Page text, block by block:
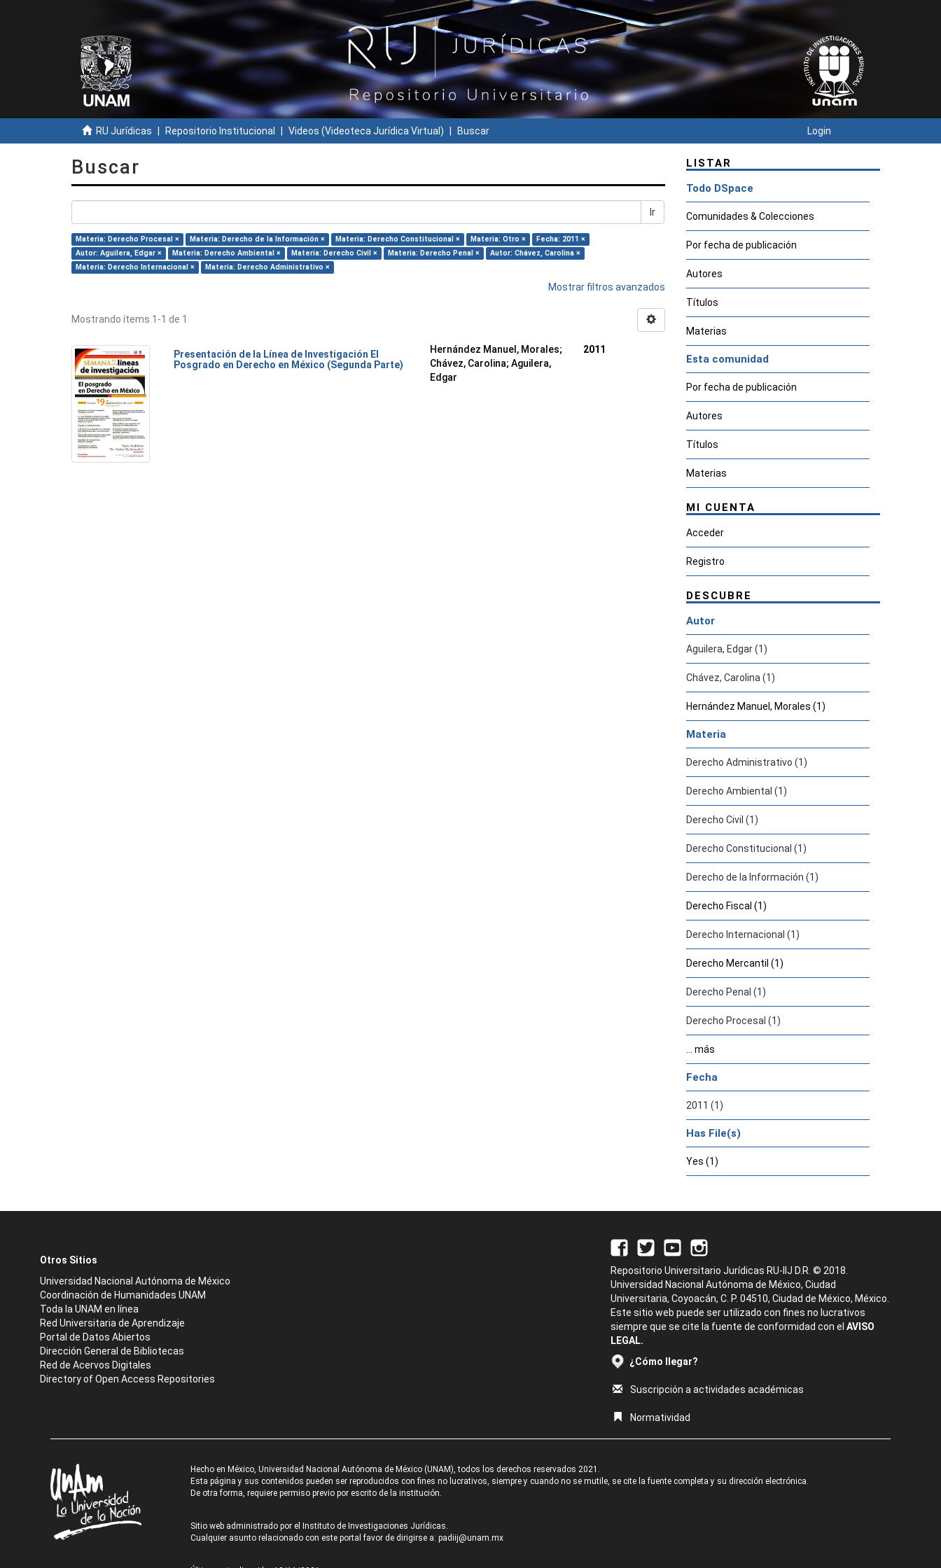
RU Jurídicas Repositorio Institucional Videos (Videoteca Jurídica Virtual) Buscar Login
Buscar
Ir
Materia: Derecho Procesal × Materia: Derecho de la Información × Materia: Derecho Constitucional × Materia: Otro ×
Fecha: 2011 ×
Autor: Aguilera, Edgar ×
Materia: Derecho Ambiental × Materia: Derecho Civil × Materia: Derecho Penal ×
Autor: Chávez, Carolina ×
Materia: Derecho Internacional ×
Materia: Derecho Administrativo ×
Mostrar filtros avanzados
Mostrando ítems 1-1 de 1
Presentación de la Línea de Investigación El
Posgrado en Derecho en México (Segunda Parte)
Hernández Manuel, Morales;
Chávez, Carolina; Aguilera,
Edgar
2011
LISTAR
Todo DSpace
Comunidades & Colecciones
Por fecha de publicación
Autores
Títulos
Materias
Esta comunidad
Por fecha de publicación
Autores
Títulos
Materias
MI CUENTA
Acceder
Registro
DESCUBRE
Autor
Aguilera, Edgar (1)
Chávez, Carolina (1)
Hernández Manuel, Morales (1)
Materia
Derecho Administrativo (1)
Derecho Ambiental (1)
Derecho Civil (1)
Derecho Constitucional (1)
Derecho de la Información (1)
Derecho Fiscal (1)
Derecho Internacional (1)
Derecho Mercantil (1)
Derecho Penal (1)
Derecho Procesal (1)
... más
Fecha
2011 (1)
Has File(s)
Yes (1)
Otros Sitios
Universidad Nacional Autónoma de México
Coordinación de Humanidades UNAM
Toda la UNAM en línea
Red Universitaria de Aprendizaje
Portal de Datos Abiertos
Dirección General de Bibliotecas
Red de Acervos Digitales
Directory of Open Access Repositories
Repositorio Universitario Jurídicas RU-IIJ D.R. © 2018.
Universidad Nacional Autónoma de México, Ciudad
Universitaria, Coyoacán, C. P. 04510, Ciudad de México, México.
Este sitio web puede ser utilizado con fines no lucrativos
siempre que se cite la fuente de conformidad con el AVISO
LEGAL.
¿Cómo llegar?
Suscripción a actividades académicas
Normatividad
Hecho en México, Universidad Nacional Autónoma de México (UNAM), todos los derechos reservados 2021.
Esta página y sus contenidos pueden ser reproducidos con fines no lucrativos, siempre y cuando no se mutile, se cite la fuente completa y su dirección electrónica.
De otra forma, requiere permiso previo por escrito de la institución.
Sitio web administrado por el Instituto de Investigaciones Jurídicas.
Cualquier asunto relacionado con este portal favor de dirigirse a: padiij@unam.mx